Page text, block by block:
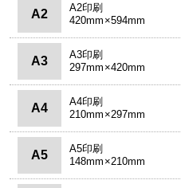
A2
A2印刷
420mm×594mm
A3
A3印刷
297mm×420mm
A4
A4印刷
210mm×297mm
A5
A5印刷
148mm×210mm